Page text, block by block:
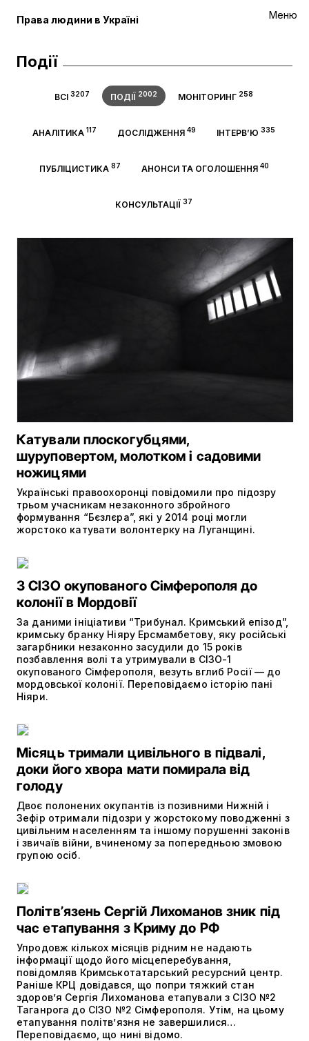
Меню
Права людини в Україні
Події
ВСІ 3207 ПОДІЇ 2002 МОНІТОРИНГ 258
АНАЛІТИКА 117 ДОСЛІДЖЕННЯ 49 ІНТЕРВ’Ю 335
ПУБЛІЦИСТИКА 87 АНОНСИ ТА ОГОЛОШЕННЯ40
КОНСУЛЬТАЦІЇ 37
Катували плоскогубцями,
шуруповертом, молотком і садовими
ножицями
Українські правоохоронці повідомили про підозру
трьом учасникам незаконного збройного
формування “Бєзлєра”, які у 2014 році могли
жорстоко катувати волонтерку на Луганщині.
З СІЗО окупованого Сімферополя до
колонії в Мордовії
За даними ініціативи “Трибунал. Кримський епізод”,
кримську бранку Ніяру Ерсмамбетову, яку російські
загарбники незаконно засудили до 15 років
позбавлення волі та утримували в СІЗО-1
окупованого Сімферополя, везуть вглиб Росії — до
мордовської колонії. Переповідаємо історію пані
Ніяри.
Місяць тримали цивільного в підвалі,
доки його хвора мати помирала від
голоду
Двоє полонених окупантів із позивними Нижній і
Зефір отримали підозри у жорстокому поводженні з
цивільним населенням та іншому порушенні законів
і звичаїв війни, вчиненому за попередньою змовою
групою осіб.
Політвʼязень Сергій Лихоманов зник під
час етапування з Криму до РФ
Упродовж кількох місяців рідним не надають
інформації щодо його місцеперебування,
повідомляв Кримськотатарський ресурсний центр.
Раніше КРЦ довідався, що попри тяжкий стан
здоров’я Сергія Лихоманова етапували з СІЗО №2
Таганрога до СІЗО №2 Сімферополя. Утім, на цьому
етапування політвʼязня не завершилися…
Переповідаємо, що нині відомо.